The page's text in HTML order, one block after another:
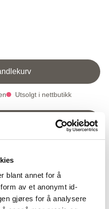
blant annet for å
av et anonymt id-
gjøres for å analysere
Utsolgt i nettbutikk